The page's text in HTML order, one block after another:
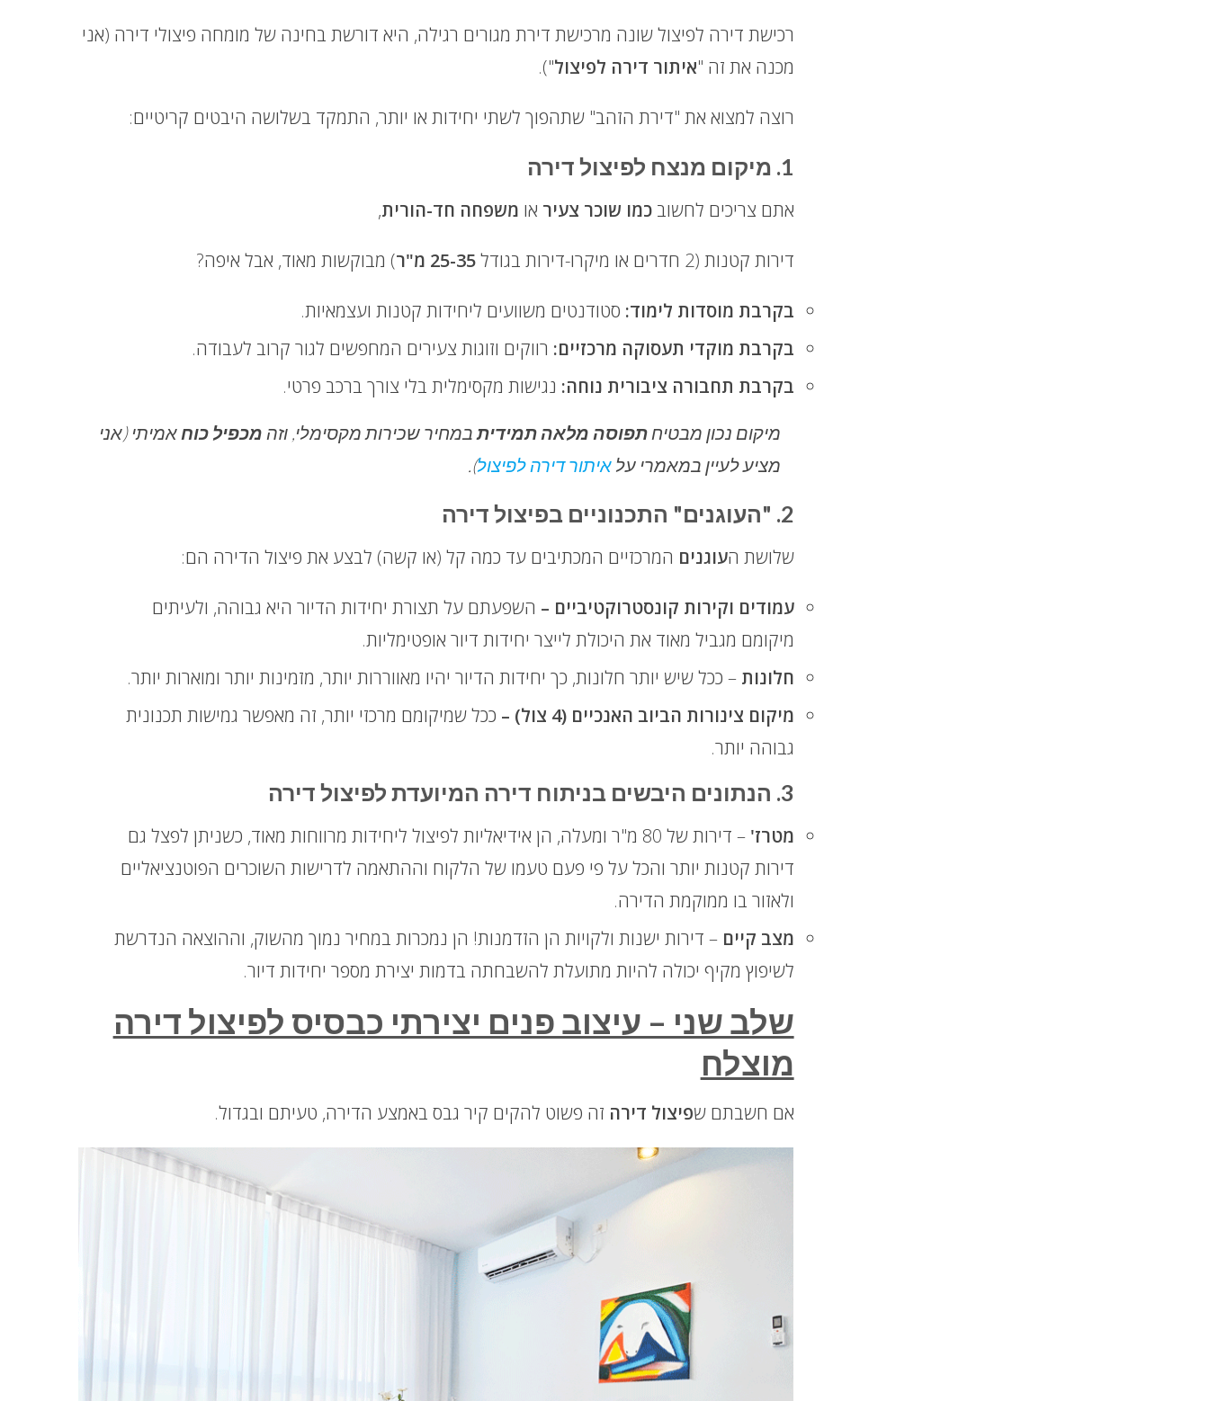
רכישת דירה לפיצול שונה מרכישת דירת מגורים רגילה, היא דורשת בחינה של מומחה פיצולי דירה (אני
מכנה את זה "איתור דירה לפיצול").
רוצה למצוא את "דירת הזהב" שתהפוך לשתי יחידות או יותר, התמקד בשלושה היבטים קריטיים:
1. מיקום מנצח לפיצול דירה
אתם צריכים לחשובכמו שוכר צעיר או משפחה חד-הורית,
דירות קטנות (2 חדרים או מיקרו-דירות בגודל 25-35 מ"ר ) מבוקשות מאוד, אבל איפה?
בקרבת מוסדות לימוד: סטודנטים משוועים ליחידות קטנות ועצמאיות.
בקרבת מוקדי תעסוקה מרכזיים: רווקים וזוגות צעירים המחפשים לגור קרוב לעבודה.
בקרבת תחבורה ציבורית נוחה: נגישות מקסימלית בלי צורך ברכב פרטי.
מיקום נכון מבטיחתפוסה מלאה תמידית במחיר שכירות מקסימלי, וזה מכפיל כוח אמיתי (אני
מציע לעיין במאמרי עלאיתור דירה לפיצול).
2. "העוגנים" התכנוניים בפיצול דירה
שלושת העוגנים המרכזיים המכתיבים עד כמה קל (או קשה) לבצע את פיצול הדירה הם:
עמודים וקירות קונסטרוקטיביים – השפעתם על תצורת יחידות הדיור היא גבוהה, ולעיתים
מיקומם מגביל מאוד את היכולת לייצר יחידות דיור אופטימליות.
חלונות – ככל שיש יותר חלונות, כך יחידות הדיור יהיו מאווררות יותר, מזמינות יותר ומוארות יותר.
מיקום צינורות הביוב האנכיים (4 צול) –
ככל שמיקומם מרכזי יותר, זה מאפשר גמישות תכנונית
גבוהה יותר.
3. הנתונים היבשים בניתוח דירה המיועדת לפיצול דירה
מטרז'
– דירות של 80 מ"ר ומעלה, הן אידיאליות לפיצול ליחידות מרווחות מאוד, כשניתן לפצל גם
דירות קטנות יותר והכל על פי פעם טעמו של הלקוח וההתאמה לדרישות השוכרים הפוטנציאליים
ולאזור בו ממוקמת הדירה.
מצב קיים – דירות ישנות ולקויות הן הזדמנות! הן נמכרות במחיר נמוך מהשוק, וההוצאה הנדרשת
לשיפוץ מקיף יכולה להיות מתועלת להשבחתה בדמות יצירת מספר יחידות דיור.
שלב שני – עיצוב פנים יצירתי כבסיס לפיצול דירה
מוצלח
אם חשבתם שפיצול דירה זה פשוט להקים קיר גבס באמצע הדירה, טעיתם ובגדול.